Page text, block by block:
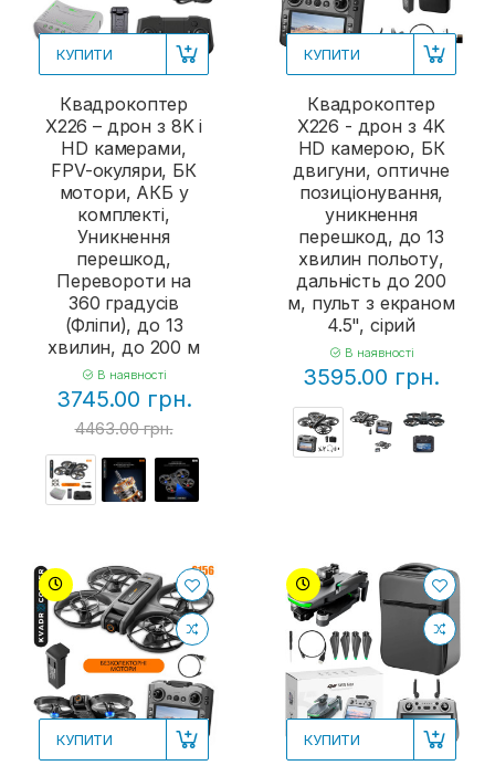
КУПИТИ
Квадрокоптер
X226 – дрон з 8K і
HD камерами,
FPV-окуляри, БК
мотори, АКБ у
комплекті,
Уникнення
перешкод,
Перевороти на
360 градусів
(Фліпи), до 13
хвилин, до 200 м
В наявності
3745.00 грн.
4463.00 грн.
КУПИТИ
Квадрокоптер
X226 - дрон з 4K
HD камерою, БК
двигуни, оптичне
позиціонування,
уникнення
перешкод, до 13
хвилин польоту,
дальність до 200
м, пульт з екраном
4.5", сірий
В наявності
3595.00 грн.
КУПИТИ КУПИТИ